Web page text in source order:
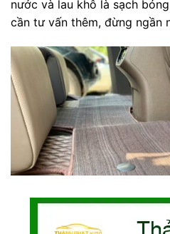
nước và lau khô là sạch
cần tư vấn thêm, đừng ngần